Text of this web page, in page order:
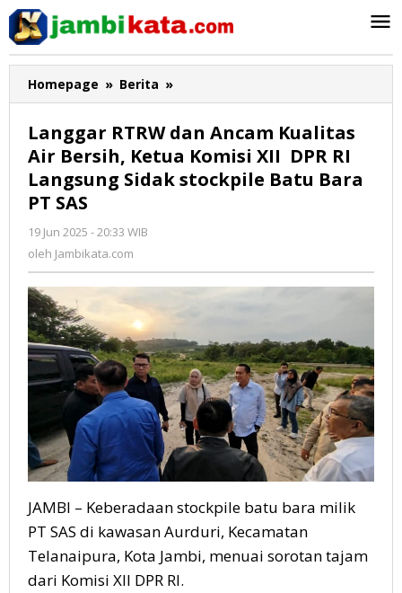
Lewati
konten
Homepage » Berita »
RTRW
dan
Ancam
Kualitas
Air
DPR
RI
Langsung
stockpile
Batu
Bara
PT
SAS
Langgar RTRW dan Ancam Kualitas
Air Bersih, Ketua Komisi XII DPR RI
Langsung Sidak stockpile Batu Bara
PT SAS
19 Jun 2025 - 20:33 WIB
oleh Jambikata.com
JAMBI – Keberadaan stockpile batu bara milik
PT SAS di kawasan Aurduri, Kecamatan
Telanaipura, Kota Jambi, menuai sorotan tajam
dari Komisi XII DPR RI.